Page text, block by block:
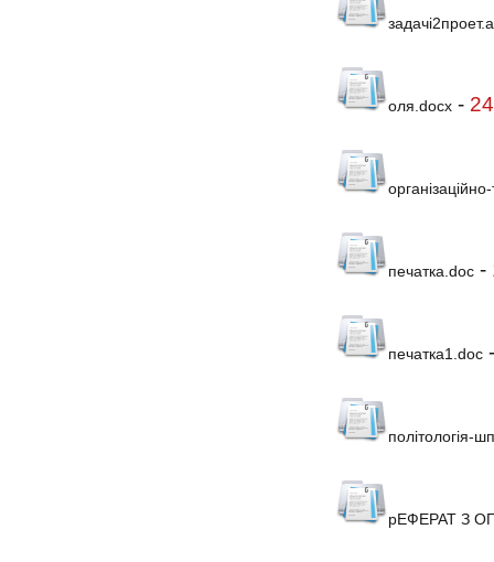
оля.docx-
печатка.doc-
печатка1.doc
політологія-
рЕФЕРАТ З